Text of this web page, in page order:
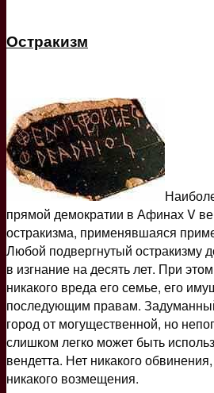
Остракизм
прямой демократии в Афинах V
остракизма, применявшаяся
Любой подвергнутый остракизму
в изгнание на десять лет. При
никакого вреда его семье, его
последующим правам.
город от могущественной, но
слишком легко может быть
вендетта. Нет никакого
никакого возмещения.